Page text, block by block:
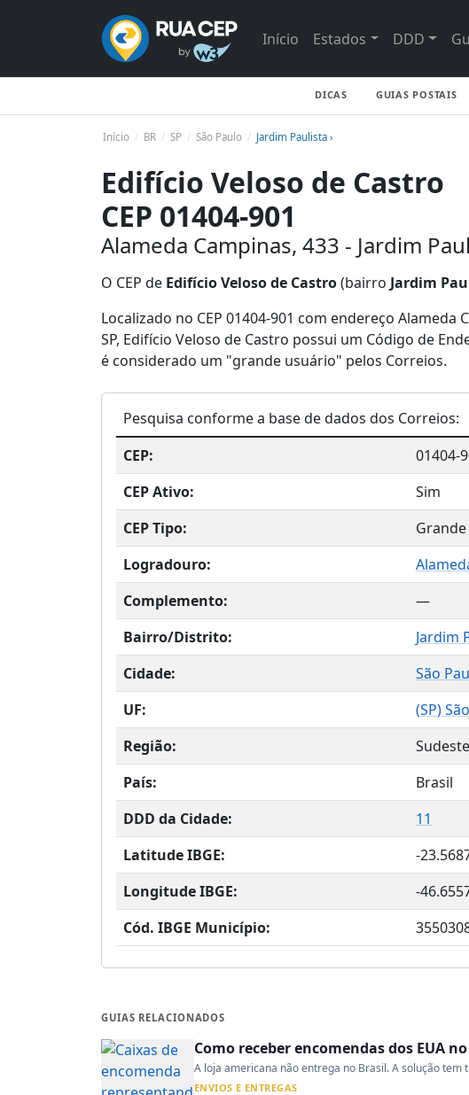
Início Estados DDD
DICAS GUIAS POSTAIS
Início BR SP São Paulo Jardim Paulista ›
Edifício Veloso de Castro
CEP 01404-901
Alameda Campinas, 433 - Jardim
O CEP de Edifício Veloso de Castro(bairro Jardim
Localizado no CEP 01404-901 com endereço Alameda
SP, Edifício Veloso de Castro possui um Código de
é considerado um "grande usuário" pelos Correios.
Pesquisa conforme a base de dados dos Correios:
CEP:
01404-
CEP Ativo:
Sim
CEP Tipo:
Logradouro:
Complemento:
—
Bairro/Distrito:
Jardim
Cidade:
São
UF:
(SP)
Região:
Sudeste
País:
Brasil
DDD da Cidade:
11
Latitude IBGE:
-
Longitude IBGE:
-
Cód. IBGE Município:
GUIAS RELACIONADOS
Como receber encomendas dos EUA
A loja americana não entrega no Brasil. A solução
ENVIOS E ENTREGAS